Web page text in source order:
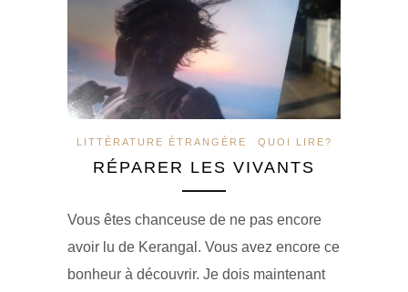
LITTÉRATURE ÉTRANGÈRE QUOI LIRE?
RÉPARER LES VIVANTS
Vous êtes chanceuse de ne pas encore
avoir lu de Kerangal. Vous avez encore ce
bonheur à découvrir. Je dois maintenant